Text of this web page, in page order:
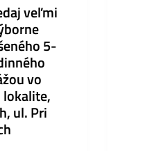
veľmi
5-
vo
ul. Pri